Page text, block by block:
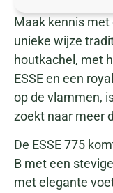
Maak kennis met
unieke wijze
houtkachel, met
ESSE en een
op de vlammen,
zoekt naar meer
De ESSE 775
B met een
met elegante